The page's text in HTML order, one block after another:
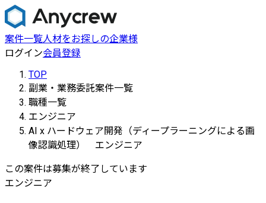
案件一覧人材をお探しの企業様
ログイン会員登録
TOP
副業・業務委託案件一覧
職種一覧
エンジニア
AI x ハードウェア開発（ディープラーニングによる画
像認識処理） エンジニア
この案件は募集が終了しています
エンジニア